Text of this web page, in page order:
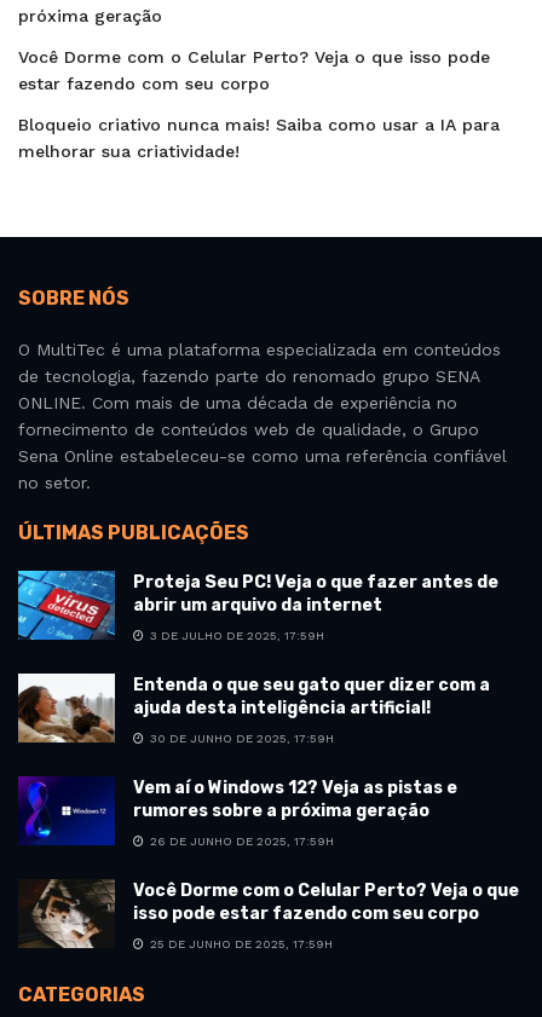
próxima geração
Você Dorme com o Celular Perto? Veja o que isso pode
estar fazendo com seu corpo
Bloqueio criativo nunca mais! Saiba como usar a IA para
melhorar sua criatividade!
SOBRE NÓS
O MultiTec é uma plataforma especializada em conteúdos
de tecnologia, fazendo parte do renomado grupo SENA
ONLINE. Com mais de uma década de experiência no
fornecimento de conteúdos web de qualidade, o Grupo
Sena Online estabeleceu-se como uma referência confiável
no setor.
ÚLTIMAS PUBLICAÇÕES
Proteja Seu PC! Veja o que fazer antes de
abrir um arquivo da internet
3 DE JULHO DE 2025, 17:59H
Entenda o que seu gato quer dizer com a
ajuda desta inteligência artificial!
30 DE JUNHO DE 2025, 17:59H
Vem aí o Windows 12? Veja as pistas e
rumores sobre a próxima geração
26 DE JUNHO DE 2025, 17:59H
Você Dorme com o Celular Perto? Veja o que
isso pode estar fazendo com seu corpo
25 DE JUNHO DE 2025, 17:59H
CATEGORIAS